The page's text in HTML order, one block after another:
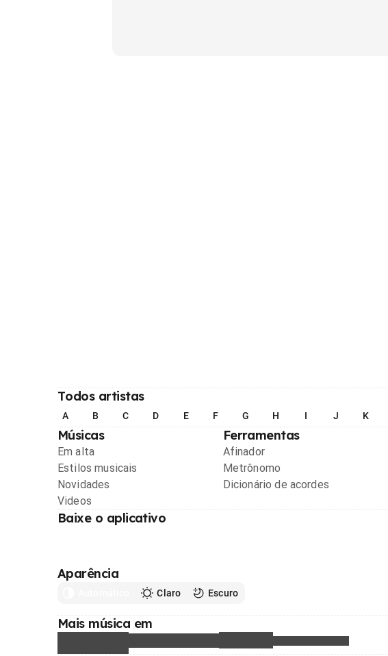
Todos artistas
A B C D E F G H I J K
Músicas
Em alta
Estilos musicais
Novidades
Videos
Ferramentas
Afinador
Metrônomo
Dicionário de acordes
Baixe o aplicativo
Aparência
Claro Escuro
Mais música em